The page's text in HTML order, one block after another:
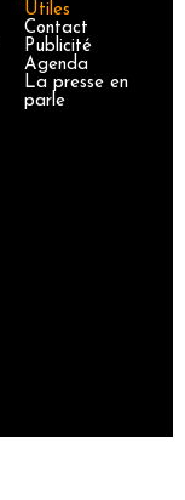
Utiles
Contact
Publicité
Agenda
La presse en
parle